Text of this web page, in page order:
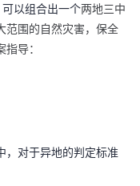
以组合出一个两地三中
范围的自然灾害，保全
导：
，对于异地的判定标准